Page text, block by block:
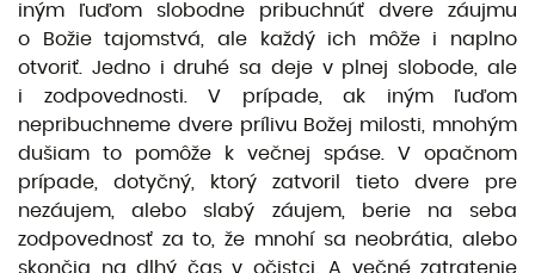
iným ľuďom slobodne pribuchnúť dvere záujmu
o Božie tajomstvá, ale každý ich môže i naplno
otvoriť. Jedno i druhé sa deje v plnej slobode, ale
i zodpovednosti. V prípade, ak iným ľuďom
nepribuchneme dvere prílivu Božej milosti, mnohým
dušiam to pomôže k večnej spáse. V opačnom
prípade, dotyčný, ktorý zatvoril tieto dvere pre
nezáujem, alebo slabý záujem, berie na seba
zodpovednosť za to, že mnohí sa neobrátia, alebo
skončia na dlhý čas v očistci. A večné zatratenie